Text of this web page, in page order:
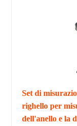
Set di
righello per
dell'anello e la